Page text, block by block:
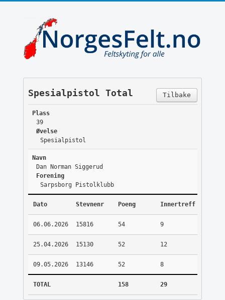
Tilbake
Spesialpistol Total
Plass
39
Øvelse
Spesialpistol
Navn
Dan Norman Siggerud
Forening
Sarpsborg Pistolklubb
Dato Stevnenr Poeng Innertreff
06.06.2026 15816 54 9
25.04.2026 15130 52 12
09.05.2026 13146 52 8
TOTAL 158 29